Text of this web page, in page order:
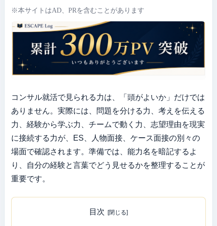
※本サイトはAD、PRを含むことがあります
コンサル就活で見られる力は、「頭がよいか」だけでは
ありません。実際には、問題を分ける力、考えを伝える
力、経験から学ぶ力、チームで動く力、志望理由を現実
に接続する力が、ES、人物面接、ケース面接の別々の
場面で確認されます。準備では、能力名を暗記するよ
り、自分の経験と言葉でどう見せるかを整理することが
重要です。
目次